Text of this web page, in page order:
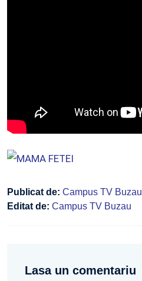
Publicat de: Campus TV Buzau
Editat de: Campus TV Buzau
Lasa un comentariu